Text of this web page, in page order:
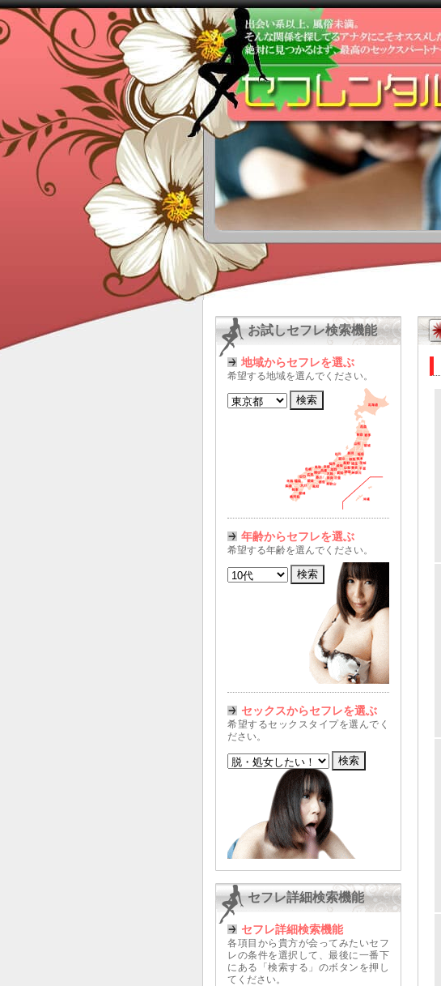
お試しセフレ検索機能
地域からセフレを選ぶ
希望する地域を選んでください。
年齢からセフレを選ぶ
希望する年齢を選んでください。
セックスからセフレを選ぶ
希望するセックスタイプを選んでく
ださい。
セフレ詳細検索機能
セフレ詳細検索機能
各項目から貴方が会ってみたいセフ
レの条件を選択して、最後に一番下
にある「検索する」のボタンを押し
てください。